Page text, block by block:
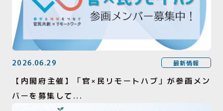
2026.06.29 最新情報
【内閣府主催】「官×民リモートハブ」が参画メン
バーを募集して...